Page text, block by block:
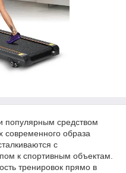
популярным средством
современного образа
с
к спортивным объектам.
тренировок прямо в